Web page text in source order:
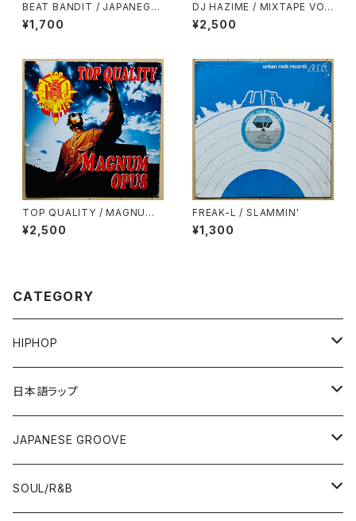
BEAT BANDIT / JAPANEGG
AE MIX 3(CLASSIC CUTS)
¥1,700
DJ HAZIME / MIXTAPE VO
L.7
¥2,500
TOP QUALITY / MAGNUM
OPUS
¥2,500
FREAK-L / SLAMMIN'
¥1,300
CATEGORY
HIPHOP
12"/7"
80'S OLD SCHOOL
EARLY 90'S MIDDLE〜NEW SCHOOL
LP
80'S OLD SCHOOL
日本語ラップ
12"/7"
80'S OLD SCHOOL〜EARLY 90'S
LP
JAPANESE GROOVE
LP
SOUL/R&B